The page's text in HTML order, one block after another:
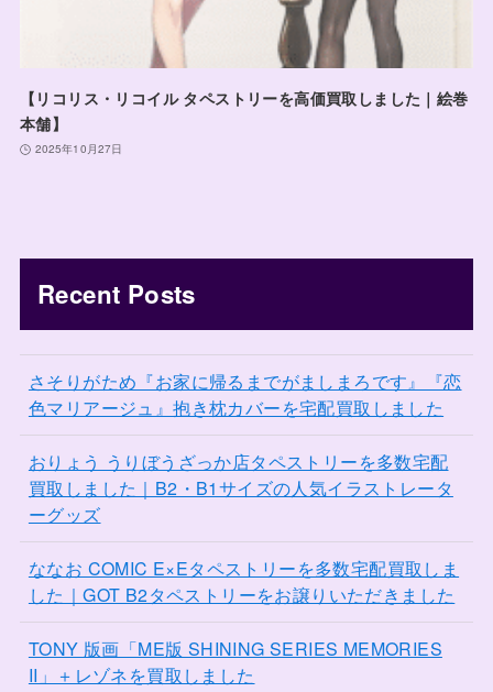
【リコリス・リコイル タペストリーを高価買取しました｜絵巻
本舗】
2025年10月27日
Recent Posts
さそりがため『お家に帰るまでがましまろです』『恋
色マリアージュ』抱き枕カバーを宅配買取しました
おりょう うりぼうざっか店タペストリーを多数宅配
買取しました｜B2・B1サイズの人気イラストレータ
ーグッズ
ななお COMIC E×Eタペストリーを多数宅配買取しま
した｜GOT B2タペストリーをお譲りいただきました
TONY 版画「ME版 SHINING SERIES MEMORIES
II」＋レゾネを買取しました